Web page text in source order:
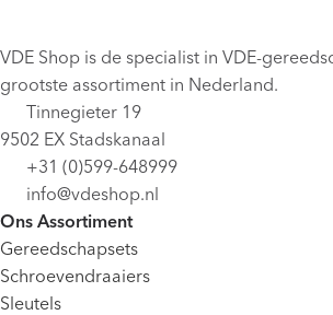
VDE Shop is de specialist in VDE-
grootste assortiment in Nederland.
Tinnegieter 19
9502 EX Stadskanaal
+31 (0)599-648999
info@vdeshop.nl
Ons Assortiment
Gereedschapsets
Schroevendraaiers
Sleutels